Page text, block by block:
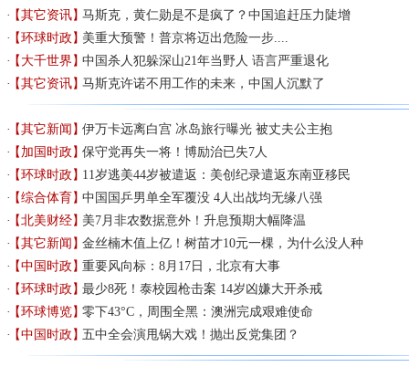
【其它资讯】马斯克，黄仁勋是不是疯了？中国追赶压力陡增
【环球时政】美重大预警！普京将迈出危险一步....
【大千世界】中国杀人犯躲深山21年当野人 语言严重退化
【其它资讯】马斯克许诺不用工作的未来，中国人沉默了
【其它新闻】伊万卡远离白宫 冰岛旅行曝光 被丈夫公主抱
【加国时政】保守党再失一将！博励治已失7人
【环球时政】11岁逃美44岁被遣返：美创纪录遣返东南亚移民
【综合体育】中国国乒男单全军覆没 4人出战均无缘八强
【北美财经】美7月非农数据意外！升息预期大幅降温
【其它新闻】金丝楠木值上亿！树苗才10元一棵，为什么没人种
【中国时政】重要风向标：8月17日，北京有大事
【环球时政】最少8死！泰校园枪击案 14岁凶嫌大开杀戒
【环球博览】零下43°C，周围全黑：澳洲完成艰难使命
【中国时政】五中全会演甩锅大戏！抛出反党集团？